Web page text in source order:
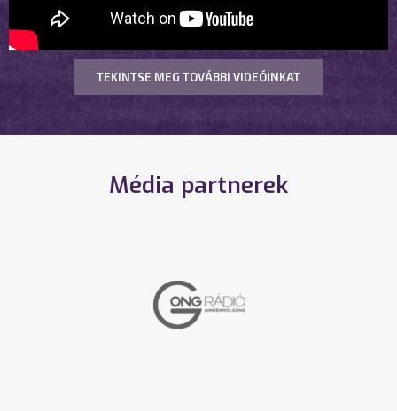
TEKINTSE MEG TOVÁBBI VIDEÓINKAT
Média partnerek